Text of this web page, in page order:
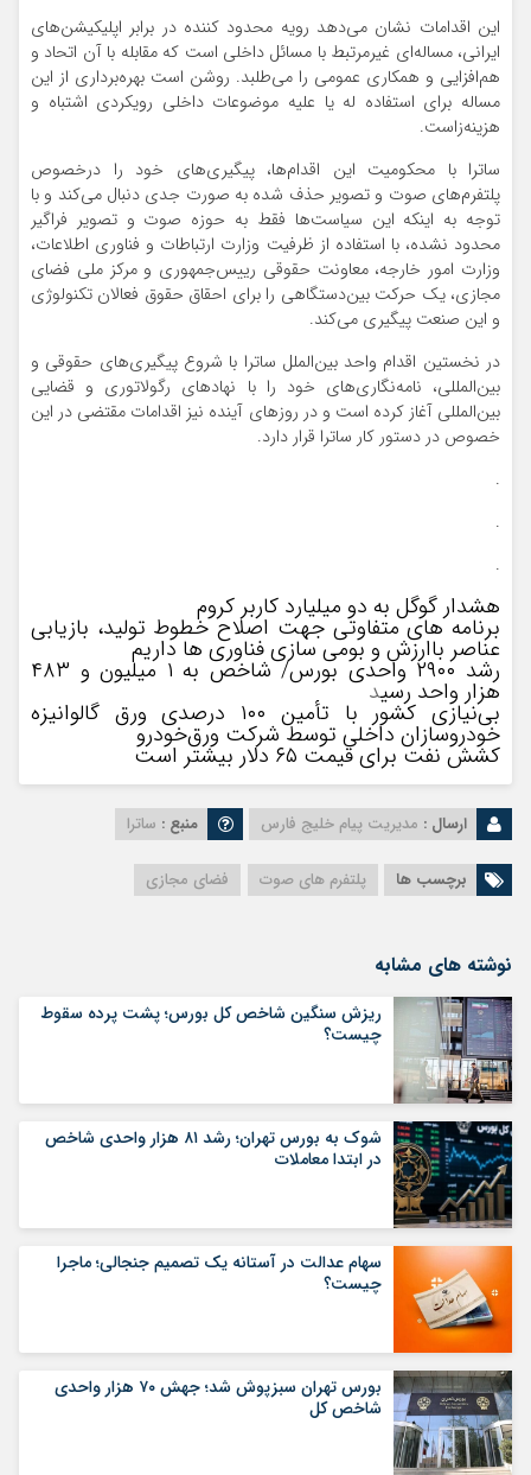
این اقدامات نشان می‌دهد رویه محدود کننده در برابر اپلیکیشن‌های
ایرانی، مساله‌ای غیرمرتبط با مسائل داخلی است که مقابله با آن اتحاد و
هم‌افزایی و همکاری عمومی را می‌طلبد. روشن است بهره‌برداری از این
مساله برای استفاده له یا علیه موضوعات داخلی رویکردی اشتباه و
هزینه‌زاست.
ساترا با محکومیت این اقدام‌ها، پیگیری‌های خود را درخصوص
پلتفرم‌های صوت و تصویر حذف شده به صورت جدی دنبال می‌کند و با
توجه به اینکه این سیاست‌ها فقط به حوزه صوت و تصویر فراگیر
محدود نشده، با استفاده از ظرفیت وزارت ارتباطات و فناوری اطلاعات،
وزارت امور خارجه، معاونت حقوقی رییس‌جمهوری و مرکز ملی فضای
مجازی، یک حرکت بین‌دستگاهی را برای احقاق حقوق فعالان تکنولوژی
و این صنعت پیگیری می‌کند.
در نخستین اقدام واحد بین‌الملل ساترا با شروع پیگیری‌های حقوقی و
بین‌المللی، نامه‌نگاری‌های خود را با نهادهای رگولاتوری و قضایی
بین‌المللی آغاز کرده است و در روزهای آینده نیز اقدامات مقتضی در این
خصوص در دستور کار ساترا قرار دارد.
.
.
.
هشدار گوگل به دو میلیارد کاربر کروم
برنامه های متفاوتی جهت اصلاح خطوط تولید، بازیابی
عناصر باارزش و بومی سازی فناوری ها داریم
رشد ۲۹۰۰ واحدی بورس/ شاخص به ۱ میلیون و ۴۸۳
هزار واحد رسید
بی‌نیازی کشور با تأمین ۱۰۰ درصدی ورق گالوانیزه
خودروسازان داخلی توسط شرکت ورق‌خودرو
کشش نفت برای قیمت ۶۵ دلار بیشتر است
ارسال : مدیریت پیام خلیج فارس منبع : ساترا
برچسب ها پلتفرم های صوت فضای مجازی
نوشته های مشابه
ریزش سنگین شاخص کل بورس؛ پشت پرده سقوط
چیست؟
شوک به بورس تهران؛ رشد ۸۱ هزار واحدی شاخص
در ابتدا معاملات
سهام عدالت در آستانه یک تصمیم جنجالی؛ ماجرا
چیست؟
بورس تهران سبزپوش شد؛ جهش ۷۰ هزار واحدی
شاخص کل